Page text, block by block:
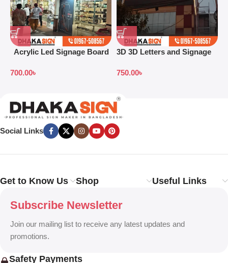
Acrylic Led Signage Board
700.00৳
3D 3D Letters and Signage
750.00৳
Social Links
Get to Know Us Shop Useful Links
Subscribe Newsletter
Join our mailing list to receive any latest updates and
promotions.
Safety Payments